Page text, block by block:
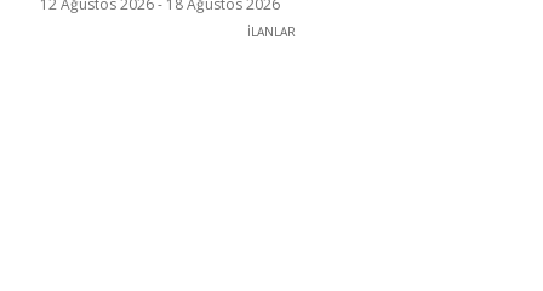
12 Ağustos 2026- 18 Ağustos 2026
İLANLAR